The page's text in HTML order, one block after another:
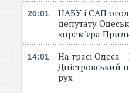
20:01
НАБУ і САП
депутату
«прем'єра
14:01
На трасі Одеса
Дністровський
рух